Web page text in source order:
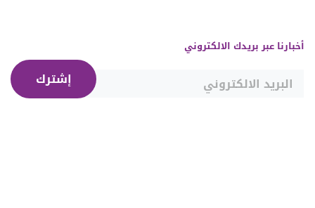
أخبارنا عبر بريدك الالكتروني
إشترك